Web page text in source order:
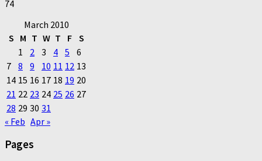
74
March 2010
S M T W T F S
1
2 3 4 5
6
7 8 9 10 11 12 13
14 15 16 17 18 19 20
21 22 23 24 25 26 27
28 29 30 31
« Feb Apr »
Pages